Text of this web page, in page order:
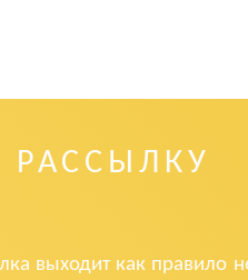
выходит как правило